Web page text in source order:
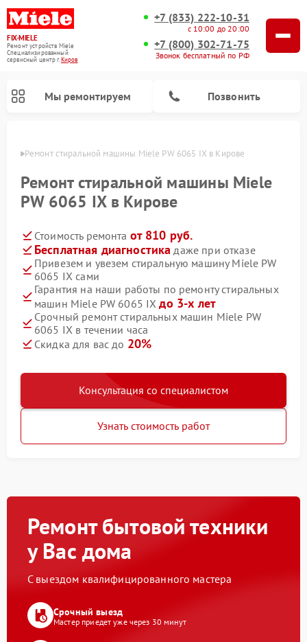
FIX-MIELE
Ремонт устройств Miele
Специализированный
cервисный центр г.Киров
+7 (833) 222-10-31
с 10:00 до 20:00
+7 (800) 302-71-75
Звонок бесплатный по РФ
Мы ремонтируем Позвонить
Ремонт стиральной машины Miele PW 6065 IX в Кирове
Ремонт стиральной машины Miele
PW 6065 IX в Кирове
Стоимость ремонта от 810 руб.
Бесплатная диагностика даже при отказе
Привезем и увезем стиральную машину Miele PW
6065 IX сами
Гарантия на наши работы по ремонту стиральных
машин Miele PW 6065 IXдо 3-х лет
Срочный ремонт стиральных машин Miele PW
6065 IX в течении часа
Скидка для вас до 20%
Консультация со специалистом
Узнать стоимость работ
Ремонт бытовой техники
у Вас дома
С выездом квалифицированного мастера
Срочный выезд
Мастер приедет уже через 30 минут